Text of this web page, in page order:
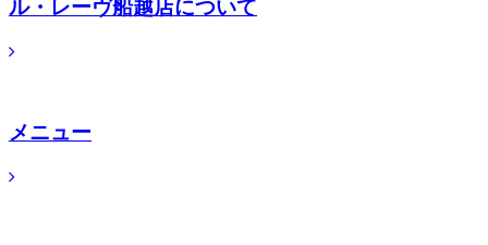
ル・レーヴ船越店について
メニュー